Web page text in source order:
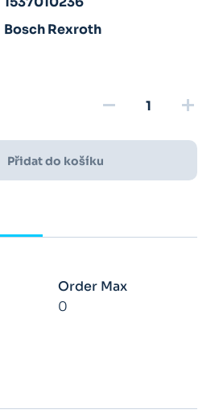
Bosch Rexroth
remove add
Přidat do košíku
Order Max
0